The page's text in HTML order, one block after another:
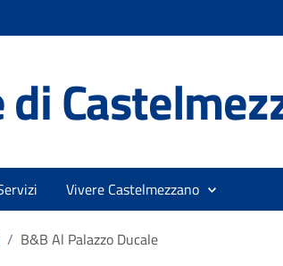
di
Vivere Castelmezzano
/ B&B Al Palazzo Ducale